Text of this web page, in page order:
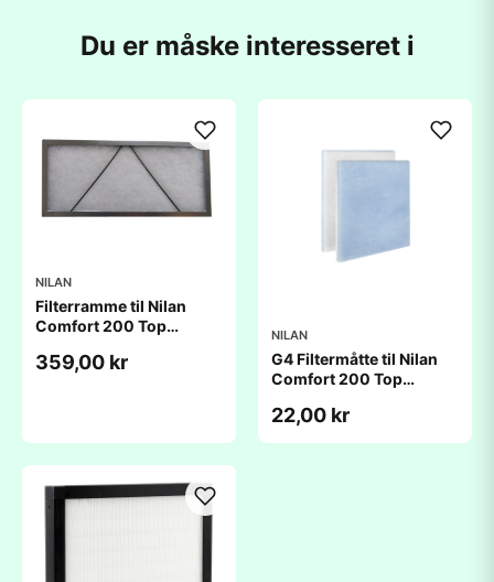
Du er måske interesseret i
NILAN
Filterramme til Nilan
Comfort 200 Top
359,00 kr
NILAN
G4 Filtermåtte til Nilan
Comfort 200 Top
22,00 kr